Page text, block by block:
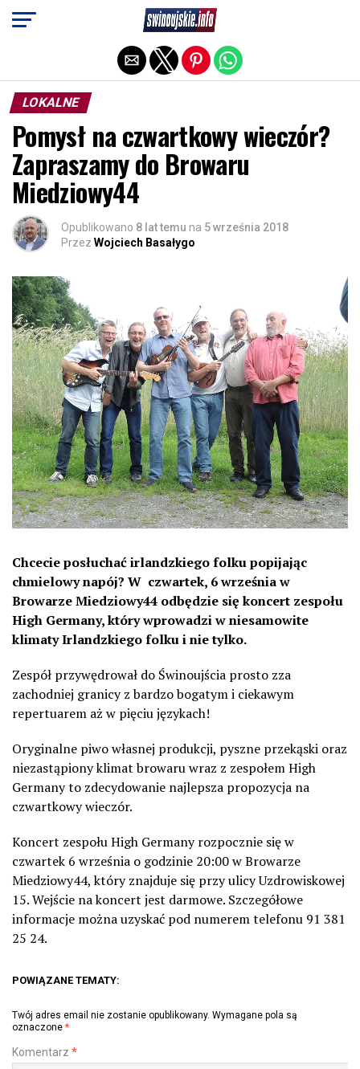
LOKALNE
Pomysł na czwartkowy wieczór?
Zapraszamy do Browaru
Miedziowy44
Opublikowano 8 lat temu na 5 września 2018
Przez Wojciech Basałygo
Chcecie posłuchać irlandzkiego folku popijając
chmielowy napój? W czwartek, 6 września w
Browarze Miedziowy44 odbędzie się koncert zespołu
High Germany, który wprowadzi w niesamowite
klimaty Irlandzkiego folku i nie tylko.
Zespół przywędrował do Świnoujścia prosto zza
zachodniej granicy z bardzo bogatym i ciekawym
repertuarem aż w pięciu językach!
Oryginalne piwo własnej produkcji, pyszne przekąski oraz
niezastąpiony klimat browaru wraz z zespołem High
Germany to zdecydowanie najlepsza propozycja na
czwartkowy wieczór.
Koncert zespołu High Germany rozpocznie się w
czwartek 6 września o godzinie 20:00 w Browarze
Miedziowy44, który znajduje się przy ulicy Uzdrowiskowej
15. Wejście na koncert jest darmowe. Szczegółowe
informacje można uzyskać pod numerem telefonu 91 381
25 24.
POWIĄZANE TEMATY:
Twój adres email nie zostanie opublikowany. Wymagane pola są
oznaczone *
Komentarz *
Exit mobile version